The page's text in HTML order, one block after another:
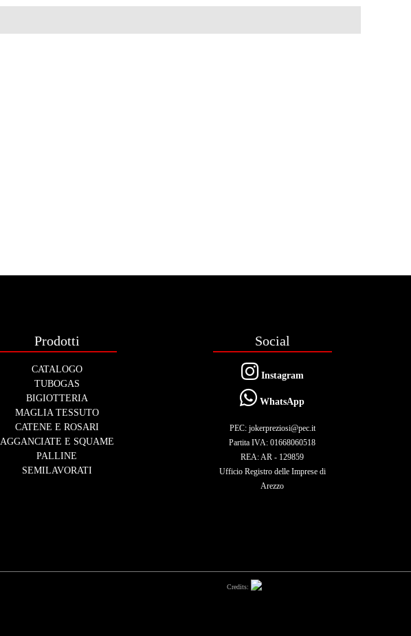
Prodotti
CATALOGO
TUBOGAS
BIGIOTTERIA
MAGLIA TESSUTO
CATENE E ROSARI
AGGANCIATE E SQUAME
PALLINE
SEMILAVORATI
Social
Instagram
WhatsApp
PEC: jokerpreziosi@pec.it
Partita IVA: 01668060518
REA: AR - 129859
Ufficio Registro delle Imprese di
Arezzo
Credits: